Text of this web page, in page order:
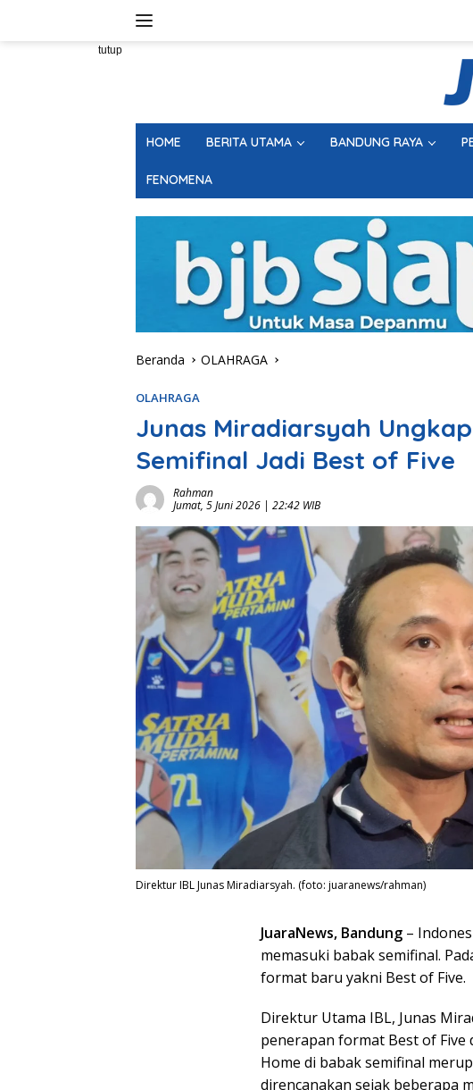
tutup
HOME BERITA UTAMA BANDUNG RAYA
FENOMENA
Beranda OLAHRAGA
OLAHRAGA
Junas Miradiarsyah
Semifinal Jadi Best of Five
Rahman
Jumat, 5 Juni 2026 | 22:42 WIB
Direktur IBL Junas Miradiarsyah. (foto: juaranews/rahman)
JuaraNews, Bandung –
memasuki babak semifinal.
format baru yakni Best of Five.
Direktur Utama IBL, Junas
penerapan format Best of Five
Home di babak semifinal
direncanakan sejak beberapa